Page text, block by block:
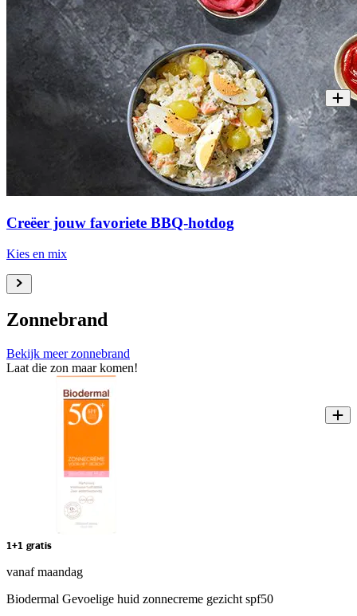
Creëer jouw favoriete BBQ-hotdog
Kies en mix
Zonnebrand
Bekijk meer zonnebrand
Laat die zon maar komen!
1+1 gratis
vanaf maandag
Biodermal Gevoelige huid zonnecreme gezicht spf50